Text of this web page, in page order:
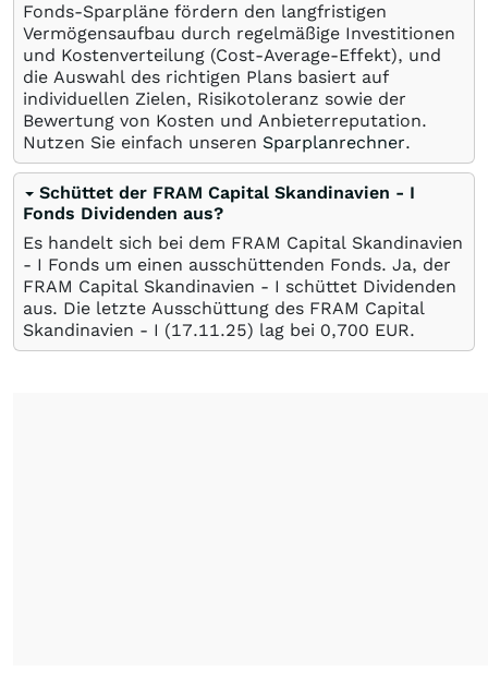
Fonds-Sparpläne fördern den langfristigen
Vermögensaufbau durch regelmäßige Investitionen
und Kostenverteilung (Cost-Average-Effekt), und
die Auswahl des richtigen Plans basiert auf
individuellen Zielen, Risikotoleranz sowie der
Bewertung von Kosten und Anbieterreputation.
Nutzen Sie einfach unseren Sparplanrechner.
Schüttet der FRAM Capital Skandinavien - I
Fonds Dividenden aus?
Es handelt sich bei dem FRAM Capital Skandinavien
- I Fonds um einen ausschüttenden Fonds. Ja, der
FRAM Capital Skandinavien - I schüttet Dividenden
aus. Die letzte Ausschüttung des FRAM Capital
Skandinavien - I (17.11.25) lag bei 0,700 EUR.